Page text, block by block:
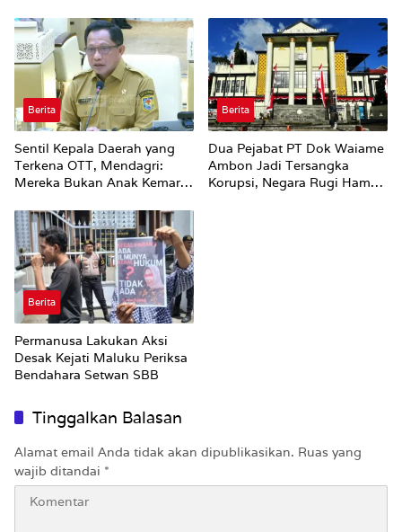
Berita
Sentil Kepala Daerah yang
Terkena OTT, Mendagri:
Mereka Bukan Anak Kemarin
Berita
Dua Pejabat PT Dok Waiame
Ambon Jadi Tersangka
Korupsi, Negara Rugi Hampir
Berita
Permanusa Lakukan Aksi
Desak Kejati Maluku Periksa
Bendahara Setwan SBB
Tinggalkan Balasan
Alamat email Anda tidak akan dipublikasikan. Ruas yang
wajib ditandai *